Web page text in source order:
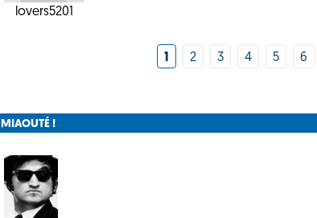
lovers5201
1 2 3 4 5 6
MIAOUTÉ !